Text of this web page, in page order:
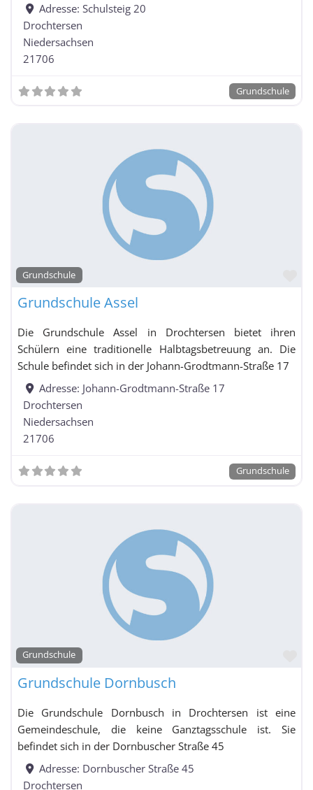
Adresse: Schulsteig 20
Drochtersen
Niedersachsen
21706
Grundschule
Grundschule
Grundschule Assel
Die Grundschule Assel in Drochtersen bietet ihren
Schülern eine traditionelle Halbtagsbetreuung an. Die
Schule befindet sich in der Johann-Grodtmann-Straße 17
Adresse: Johann-Grodtmann-Straße 17
Drochtersen
Niedersachsen
21706
Grundschule
Grundschule
Grundschule Dornbusch
Die Grundschule Dornbusch in Drochtersen ist eine
Gemeindeschule, die keine Ganztagsschule ist. Sie
befindet sich in der Dornbuscher Straße 45
Adresse: Dornbuscher Straße 45
Drochtersen